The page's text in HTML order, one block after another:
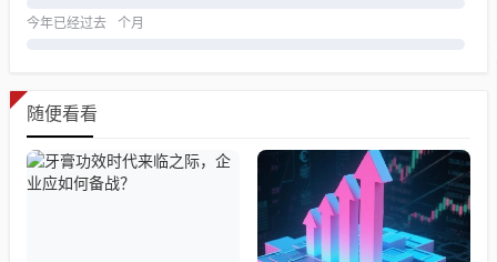
今年已经过去 个月
随便看看